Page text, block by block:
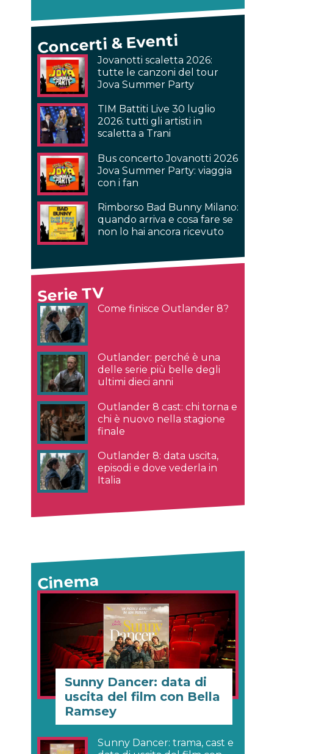
Concerti & Eventi
Jovanotti scaletta 2026:
tutte le canzoni del tour
Jova Summer Party
TIM Battiti Live 30 luglio
2026: tutti gli artisti in
scaletta a Trani
Bus concerto Jovanotti 2026
Jova Summer Party: viaggia
con i fan
Rimborso Bad Bunny Milano:
quando arriva e cosa fare se
non lo hai ancora ricevuto
Serie TV
Come finisce Outlander 8?
Outlander: perché è una
delle serie più belle degli
ultimi dieci anni
Outlander 8 cast: chi torna e
chi è nuovo nella stagione
finale
Outlander 8: data uscita,
episodi e dove vederla in
Italia
Cinema
Sunny Dancer: data di
uscita del film con Bella
Ramsey
Sunny Dancer: trama, cast e